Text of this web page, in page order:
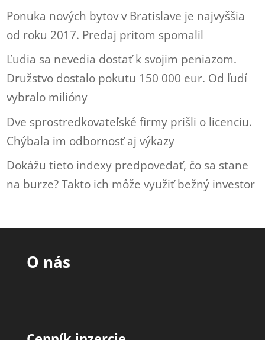
Ponuka nových bytov v Bratislave je najvyššia
od roku 2017. Predaj pritom spomalil
Ľudia sa nevedia dostať k svojim peniazom.
Družstvo dostalo pokutu 150 000 eur. Od ľudí
vybralo milióny
Dve sprostredkovateľské firmy prišli o licenciu.
Chýbala im odbornosť aj výkazy
Dokážu tieto indexy predpovedať, čo sa stane
na burze? Takto ich môže využiť bežný investor
O nás